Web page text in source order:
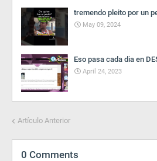
tremendo pleito por un
May 09, 2024
Eso pasa cada dia en
April 24, 2023
Artículo Anterior
0 Comments